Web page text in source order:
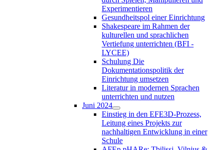
Experimentieren
Gesundheitspol einer Einrichtung
Shakespeare im Rahmen der
kulturellen und sprachlichen
Vertiefung unterrichten (BFI -
LYCEE)
Schulung Die
Dokumentationspolitik der
Einrichtung umsetzen
Literatur in modernen Sprachen
unterrichten und nutzen
Juni 2024
Einstieg in den EFE3D-Prozess,
Leitung eines Projekts zur
nachhaltigen Entwicklung in einer
Schule